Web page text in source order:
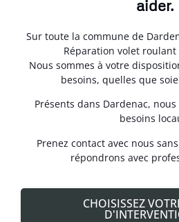
aider.
Sur toute la commune de
Réparation volet roulant
Nous sommes à votre
besoins, quelles que
Présents dans Dardenac,
besoins
Prenez contact avec nous
répondrons avec
CHOISISSEZ